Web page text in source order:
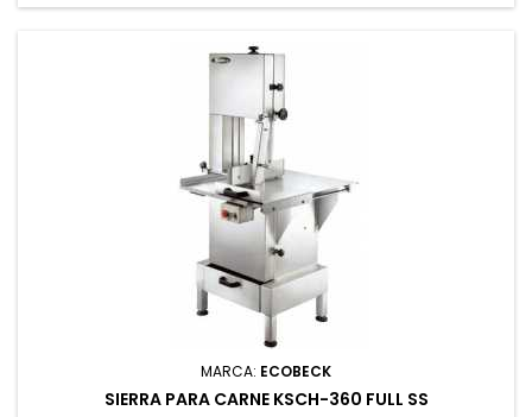
MARCA: ECOBECK
SIERRA PARA CARNE KSCH-360 FULL SS